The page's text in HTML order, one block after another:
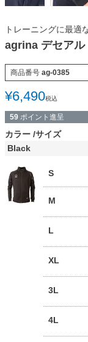
トレーニングに最適
agrina デセアル
商品番号 ag-0385
¥6,490税込
59 ポイント進呈
カラー サイズ
Black
S
M
L
XL
3L
4L